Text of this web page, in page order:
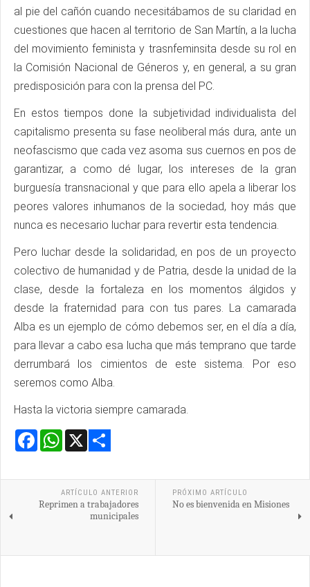
al pie del cañón cuando necesitábamos de su claridad en
cuestiones que hacen al territorio de San Martín, a la lucha
del movimiento feminista y trasnfeminsita desde su rol en
la Comisión Nacional de Géneros y, en general, a su gran
predisposición para con la prensa del PC.
En estos tiempos done la subjetividad individualista del
capitalismo presenta su fase neoliberal más dura, ante un
neofascismo que cada vez asoma sus cuernos en pos de
garantizar, a como dé lugar, los intereses de la gran
burguesía transnacional y que para ello apela a liberar los
peores valores inhumanos de la sociedad, hoy más que
nunca es necesario luchar para revertir esta tendencia.
Pero luchar desde la solidaridad, en pos de un proyecto
colectivo de humanidad y de Patria, desde la unidad de la
clase, desde la fortaleza en los momentos álgidos y
desde la fraternidad para con tus pares. La camarada
Alba es un ejemplo de cómo debemos ser, en el día a día,
para llevar a cabo esa lucha que más temprano que tarde
derrumbará los cimientos de este sistema. Por eso
seremos como Alba.
Hasta la victoria siempre camarada.
Facebook
WhatsApp
ARTÍCULO ANTERIOR
Reprimen a trabajadores
municipales
PRÓXIMO ARTÍCULO
No es bienvenida en Misiones